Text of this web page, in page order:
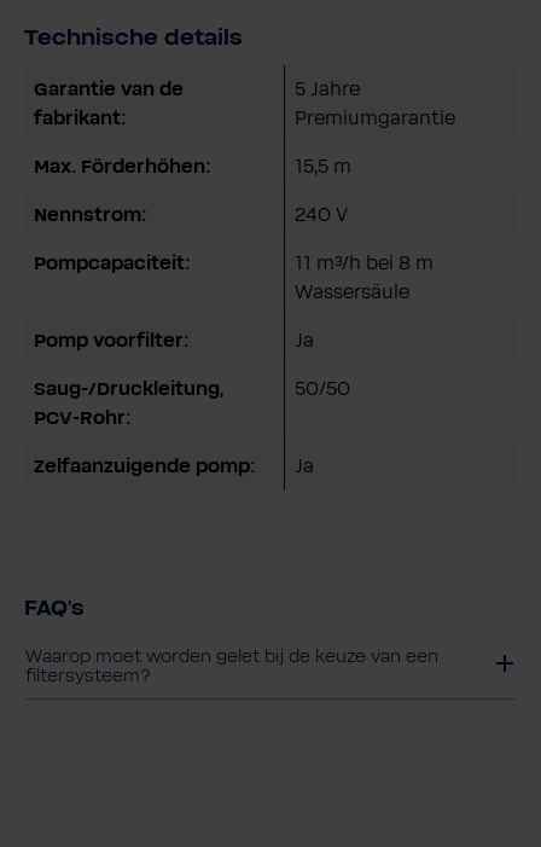
Technische details
Garantie van de
fabrikant:
5 Jahre
Premiumgarantie
Max. Förderhöhen: 15,5 m
Nennstrom: 240 V
Pompcapaciteit:
11 m³/h bei 8 m
Wassersäule
Pomp voorfilter: Ja
Saug-/Druckleitung,
PCV-Rohr:
50/50
Zelfaanzuigende pomp: Ja
FAQ's
Waarop moet worden gelet bij de keuze van een
filtersysteem?